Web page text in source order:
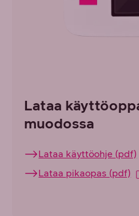
Lataa
muodossa
Lataa käyttöohje (pdf)
Lataa pikaopas (pdf)